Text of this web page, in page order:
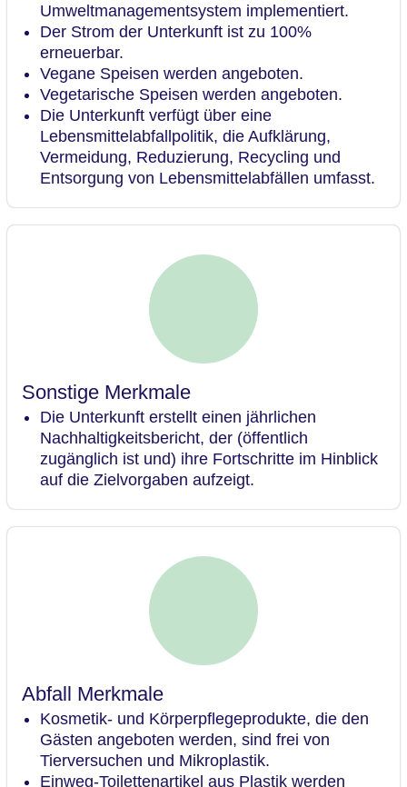
Umweltmanagementsystem implementiert.
Der Strom der Unterkunft ist zu 100%
erneuerbar.
Vegane Speisen werden angeboten.
Vegetarische Speisen werden angeboten.
Die Unterkunft verfügt über eine
Lebensmittelabfallpolitik, die Aufklärung,
Vermeidung, Reduzierung, Recycling und
Entsorgung von Lebensmittelabfällen umfasst.
Sonstige Merkmale
Die Unterkunft erstellt einen jährlichen
Nachhaltigkeitsbericht, der (öffentlich
zugänglich ist und) ihre Fortschritte im Hinblick
auf die Zielvorgaben aufzeigt.
Abfall Merkmale
Kosmetik- und Körperpflegeprodukte, die den
Gästen angeboten werden, sind frei von
Tierversuchen und Mikroplastik.
Einweg-Toilettenartikel aus Plastik werden